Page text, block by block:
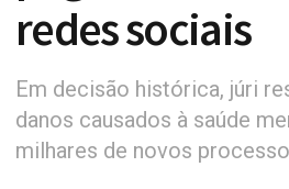
redes sociais
Em decisão histórica, júri
danos causados à saúde
milhares de novos